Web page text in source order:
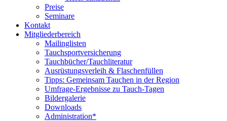
Preise
Seminare
Kontakt
Mitgliederbereich
Mailinglisten
Tauchsportversicherung
Tauchbücher/Tauchliteratur
Ausrüstungsverleih & Flaschenfüllen
Tipps: Gemeinsam Tauchen in der Region
Umfrage-Ergebnisse zu Tauch-Tagen
Bildergalerie
Downloads
Administration*